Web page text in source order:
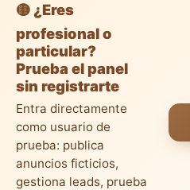
🟡 ¿Eres
profesional o
particular?
Prueba el panel
sin registrarte
Entra directamente
como usuario de
prueba: publica
anuncios ficticios,
gestiona leads, prueba